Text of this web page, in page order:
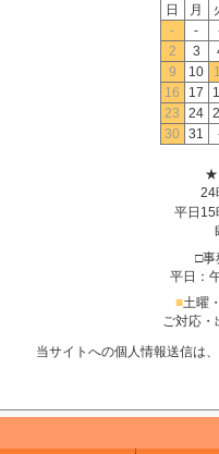
日
月
-
-
2
3
9
10
16
17
23
24
30
31
★
24
平日15
□事
平日：
■土曜
ご対応・
当サイトへの個人情報送信は